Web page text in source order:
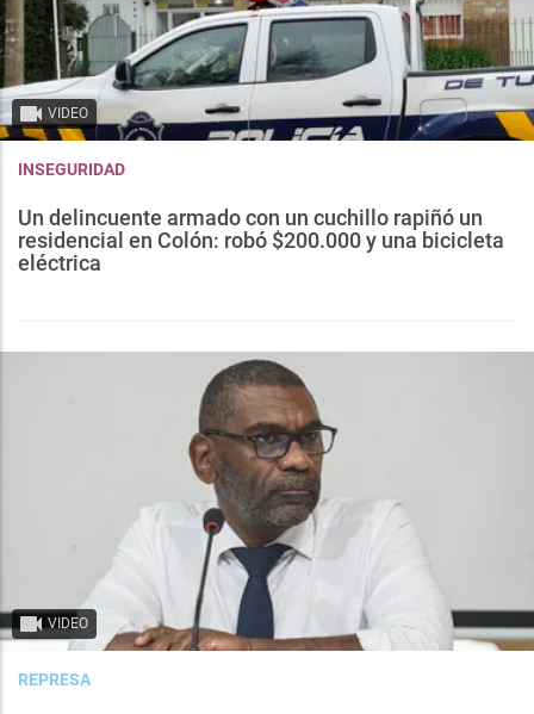
VIDEO
INSEGURIDAD
Un delincuente armado con un cuchillo rapiñó un
residencial en Colón: robó $200.000 y una bicicleta
eléctrica
VIDEO
REPRESA